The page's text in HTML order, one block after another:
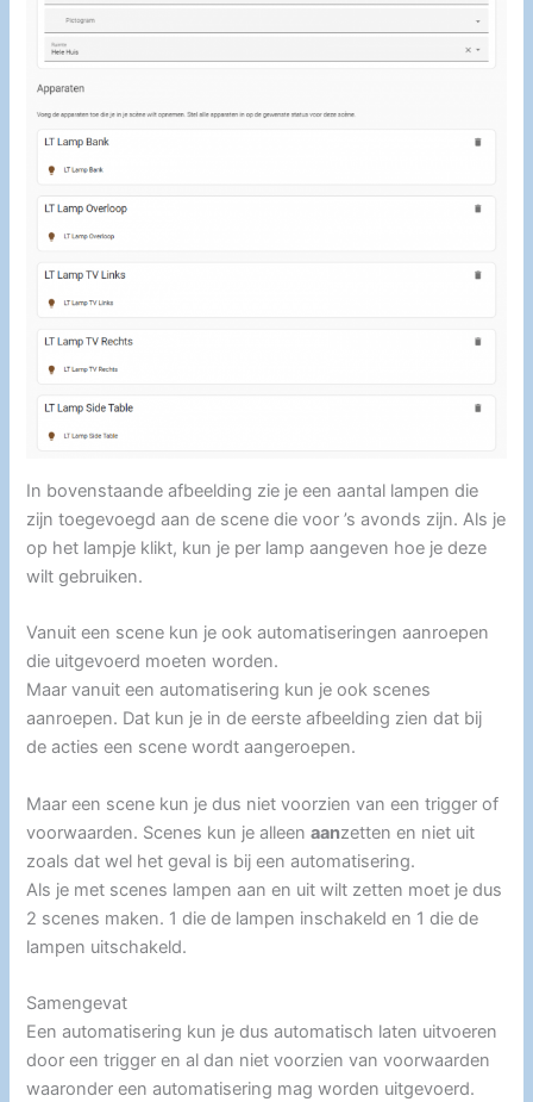
In bovenstaande afbeelding zie je een aantal lampen die
zijn toegevoegd aan de scene die voor ’s avonds zijn. Als je
op het lampje klikt, kun je per lamp aangeven hoe je deze
wilt gebruiken.
Vanuit een scene kun je ook automatiseringen aanroepen
die uitgevoerd moeten worden.
Maar vanuit een automatisering kun je ook scenes
aanroepen. Dat kun je in de eerste afbeelding zien dat bij
de acties een scene wordt aangeroepen.
Maar een scene kun je dus niet voorzien van een trigger of
voorwaarden. Scenes kun je alleenaanzetten en niet uit
zoals dat wel het geval is bij een automatisering.
Als je met scenes lampen aan en uit wilt zetten moet je dus
2 scenes maken. 1 die de lampen inschakeld en 1 die de
lampen uitschakeld.
Samengevat
Een automatisering kun je dus automatisch laten uitvoeren
door een trigger en al dan niet voorzien van voorwaarden
waaronder een automatisering mag worden uitgevoerd.